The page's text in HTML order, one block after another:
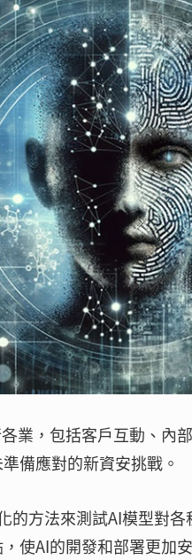
業，包括客戶互動、內
備應對的新資安挑戰。
的方法來測試AI模型對
使AI的開發和部署更加